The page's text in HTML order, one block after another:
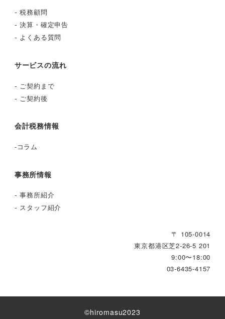
-税務顧問
-決算・確定申告
- よくある質問
サービスの流れ
- ご契約まで
- ご契約後
会計税務情報
-コラム
事務所情報
-事務所紹介
- スタッフ紹介
〒 105-0014
東京都港区芝2‐26‐5 201
9:00〜18:00
03-6435-4157
©︎hiromasu2023